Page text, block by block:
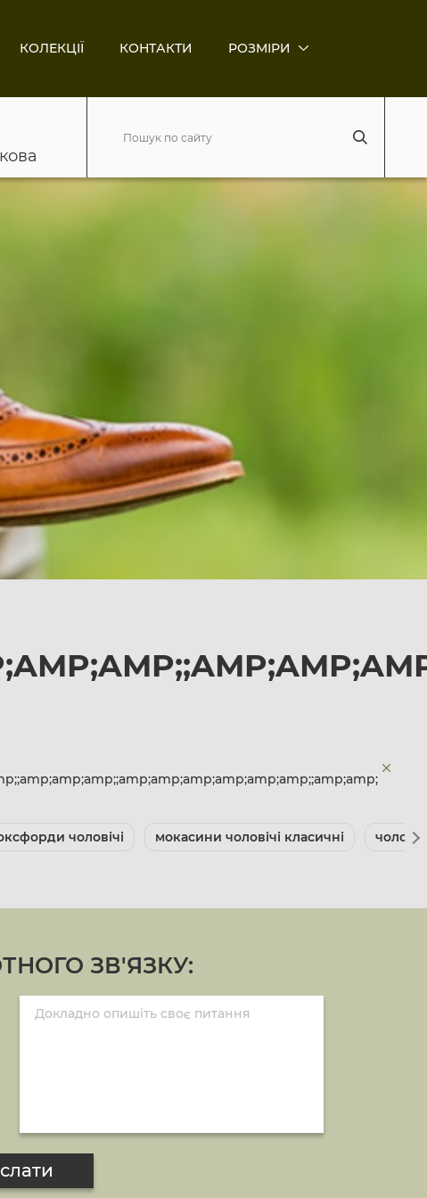
КОЛЕКЦІЇ КОНТАКТИ РОЗМІРИ
чоловічі мокасини чоловічі класичні
ЗВ'ЯЗКУ: